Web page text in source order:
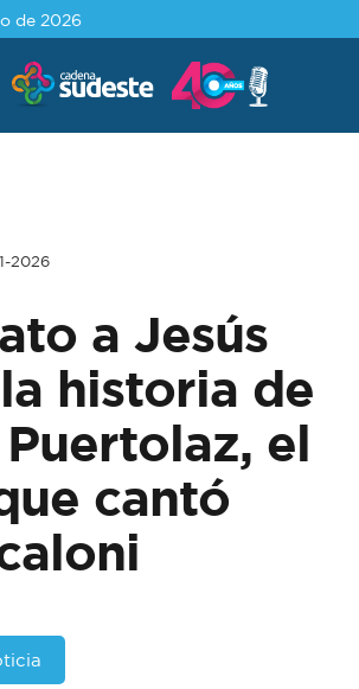
de 2026
2026
a Jesús
historia de
el
cantó